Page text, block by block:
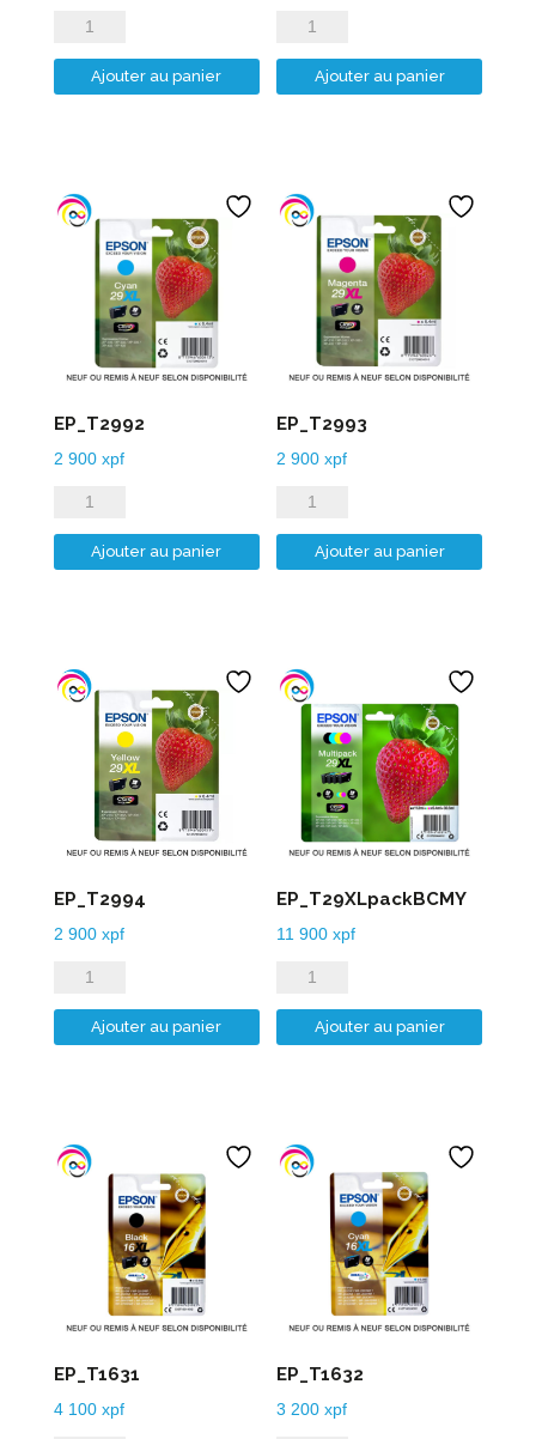
quantité
de
EP_T18XLpackBCMY
Ajouter au panier
quantité
de
EP_T2991
Ajouter au panier
EP_T2992
2 900 xpf
quantité
de
EP_T2992
Ajouter au panier
EP_T2993
2 900xpf
quantité
de
EP_T2993
Ajouter au panier
EP_T2994
2 900 xpf
quantité
de
EP_T2994
Ajouter au panier
EP_T29XLpackBCMY
11 900xpf
quantité
de
EP_T29XLpackBCMY
Ajouter au panier
EP_T1631
4 100 xpf
EP_T1632
3 200xpf